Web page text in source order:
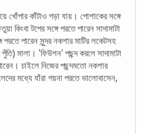
খোঁপার কাঁটাও গড়া যায়। পোশাকের ‍সঙ্গে
কিংবা টপের সঙ্গে পরতে পারেন সাদামাটা
পারেন সুন্দর নকশার মাটির লকেটসহ
পুঁতি) মালা। 'ফিউশন' পছন্দ করলে সাদামাটা
চাইলে নিজের পছন্দমতো নকশার
মধ্যে যাঁরা গয়না পরতে ভালোবাসেন,